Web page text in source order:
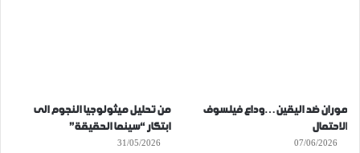
موران ضد اليقين…وداع فيلسوف
الاحتمال
07/06/2026
من تحليل ميثولوجيا النجوم الى
ابتكار “سينما الحقيقة”
31/05/2026